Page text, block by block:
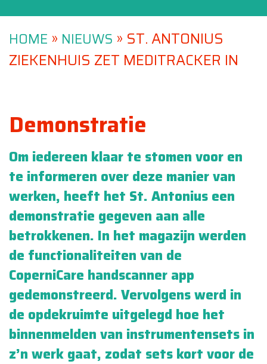
HOME » NIEUWS » ST. ANTONIUS
ZIEKENHUIS ZET MEDITRACKER IN
Demonstratie
Om iedereen klaar te stomen voor en
te informeren over deze manier van
werken, heeft het St. Antonius een
demonstratie gegeven aan alle
betrokkenen. In het magazijn werden
de functionaliteiten van de
CoperniCare handscanner app
gedemonstreerd. Vervolgens werd in
de opdekruimte uitgelegd hoe het
binnenmelden van instrumentensets in
z’n werk gaat, zodat sets kort voor de